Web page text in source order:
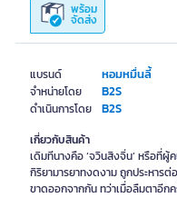
แบรนด์ หอมหมื่นลี้
จำหน่ายโดย B2S
ดำเนินการโดย B2S
พร้อม
จัดส่ง
เกี่ยวกับสินค้า
เดิมทีนางคือ ‘จวินสิงจิ่น’ หรือที่ผู้
กิริยามารยาทงดงาม ถูกประหาร
ขาดออกจากกัน ทว่าเมื่อลืมตาอีก